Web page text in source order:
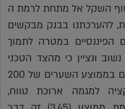
השקל אל מתחת לרמת ה
להערכתנו בבנק מבקשים
הפיננסיים במטרה לתמוך
מחודשת לעבר 3.50 +. נשוב ונציין כי מהצד הטכני
סוחרי מטבע על בסיס טכני רואים בממוצע השערים של 200
למגמה ארוכת טווח,